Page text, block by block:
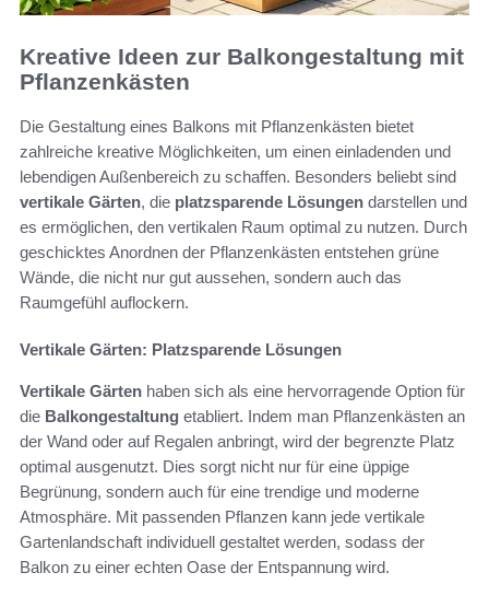
Kreative Ideen zur Balkongestaltung mit
Pflanzenkästen
Die Gestaltung eines Balkons mit Pflanzenkästen bietet
zahlreiche kreative Möglichkeiten, um einen einladenden und
lebendigen Außenbereich zu schaffen. Besonders beliebt sind
vertikale Gärten, die platzsparende Lösungen darstellen und
es ermöglichen, den vertikalen Raum optimal zu nutzen. Durch
geschicktes Anordnen der Pflanzenkästen entstehen grüne
Wände, die nicht nur gut aussehen, sondern auch das
Raumgefühl auflockern.
Vertikale Gärten: Platzsparende Lösungen
Vertikale Gärten haben sich als eine hervorragende Option für
die Balkongestaltung etabliert. Indem man Pflanzenkästen an
der Wand oder auf Regalen anbringt, wird der begrenzte Platz
optimal ausgenutzt. Dies sorgt nicht nur für eine üppige
Begrünung, sondern auch für eine trendige und moderne
Atmosphäre. Mit passenden Pflanzen kann jede vertikale
Gartenlandschaft individuell gestaltet werden, sodass der
Balkon zu einer echten Oase der Entspannung wird.